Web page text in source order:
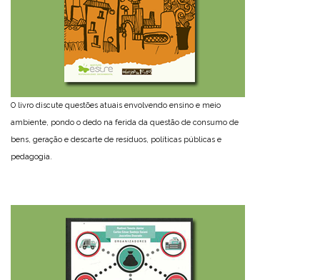
O livro discute questões atuais envolvendo ensino e meio
ambiente, pondo o dedo na ferida da questão de consumo de
bens, geração e descarte de resíduos, políticas públicas e
pedagogia.